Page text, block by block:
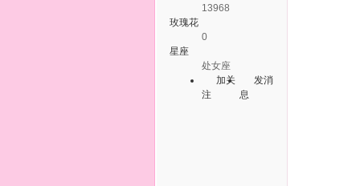
13968
玫瑰花
0
星座
处女座
加关
注
发消
息